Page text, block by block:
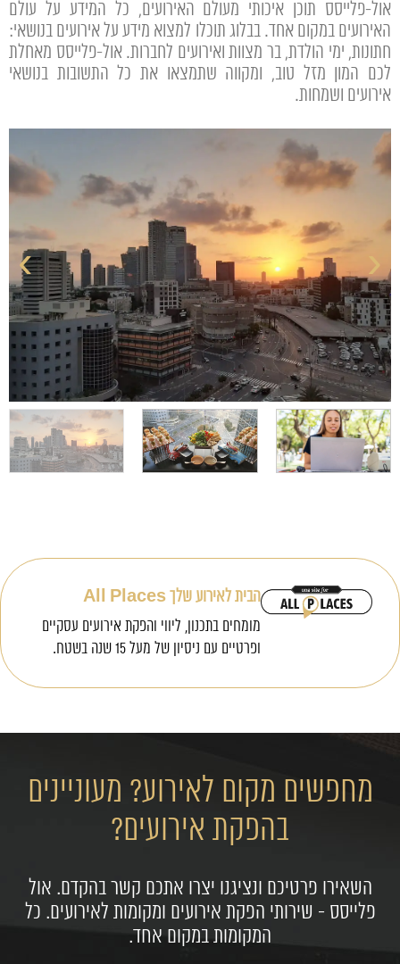
אול-פלייסס תוכן איכותי מעולם האירועים, כל המידע על עולם
האירועים במקום אחד. בבלוג תוכלו למצוא מידע על אירועים בנושאי:
חתונות, ימי הולדת, בר מצוות ואירועים לחברות. אול-פלייסס מאחלת
לכם המון מזל טוב, ומקווה שתמצאו את כל התשובות בנושאי
אירועים ושמחות.
› ‹
הבית לאירוע שלך All Places
מומחים בתכנון, ליווי והפקת אירועים עסקיים
ופרטיים עם ניסיון של מעל 15 שנה בשטח.
מחפשים מקום לאירוע? מעוניינים
בהפקת אירועים?
השאירו פרטיכם ונציגנו יצרו אתכם קשר בהקדם. אול
פלייסס - שירותי הפקת אירועים ומקומות לאירועים. כל
המקומות במקום אחד.